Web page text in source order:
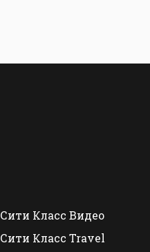
Сити Класс Видео
Сити Класс Travel